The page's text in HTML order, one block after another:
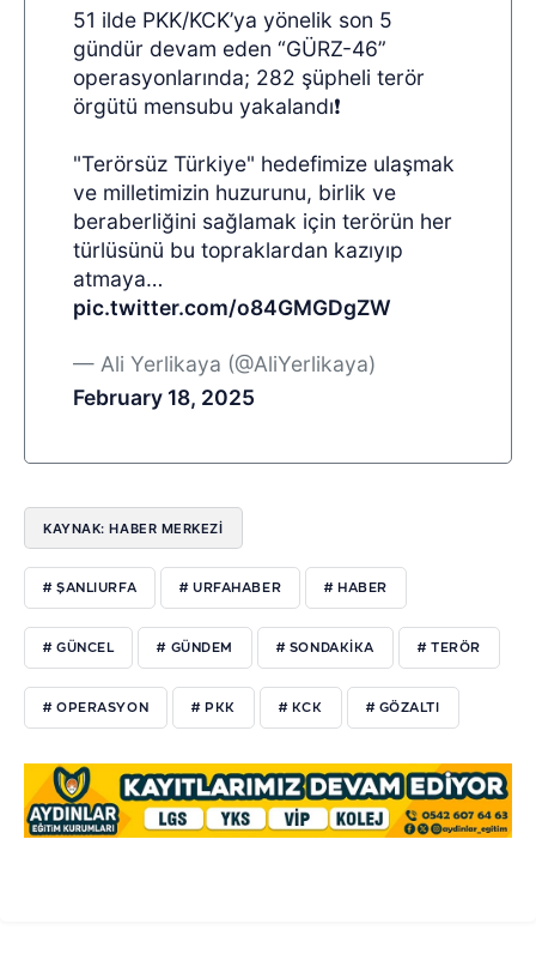
51 ilde PKK/KCK’ya yönelik son 5
gündür devam eden “GÜRZ-46”
operasyonlarında; 282 şüpheli terör
örgütü mensubu yakalandı❗
"Terörsüz Türkiye" hedefimize ulaşmak
ve milletimizin huzurunu, birlik ve
beraberliğini sağlamak için terörün her
türlüsünü bu topraklardan kazıyıp
atmaya…
pic.twitter.com/o84GMGDgZW
— Ali Yerlikaya (@AliYerlikaya)
February 18, 2025
KAYNAK: HABER MERKEZİ
# ŞANLIURFA # URFAHABER # HABER
# GÜNCEL # GÜNDEM # SONDAKIKA # TERÖR
# OPERASYON # PKK # KCK # GÖZALTI